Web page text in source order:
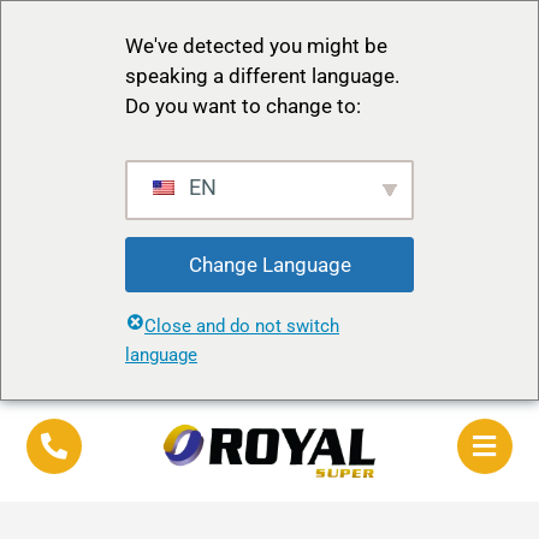
We've detected you might be
speaking a different language.
Do you want to change to:
EN
Change Language
Close and do not switch
language